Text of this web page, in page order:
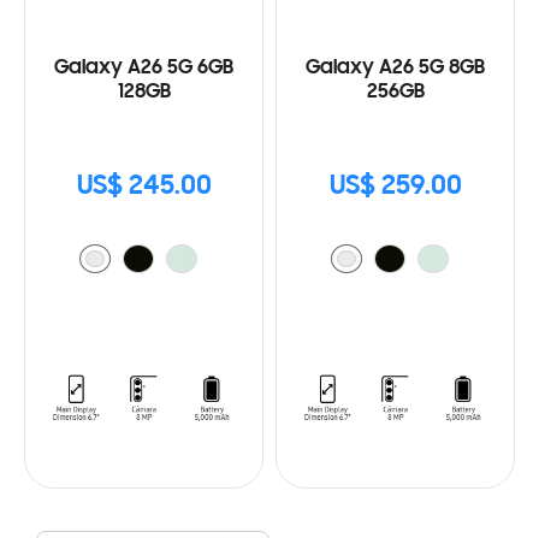
Galaxy A26 5G 6GB
128GB
US$ 245.00
Galaxy A26 5G 8GB
256GB
US$ 259.00